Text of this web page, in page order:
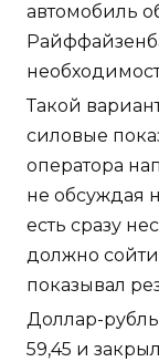
автомобиль
Такой
силовые
оператора
не обсуждая
есть сразу
должно
показывал
Доллар-
59,45 и